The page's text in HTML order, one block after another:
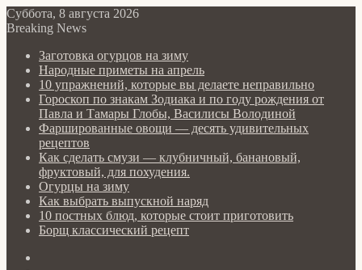
Суббота, 8 августа 2026
Breaking News
Заготовка огурцов на зиму
Народные приметы на апрель
10 упражнений, которые вы делаете неправильно
Гороскоп по знакам Зодиака и по году рождения от
Павла и Тамары Глобы, Василисы Володиной
Фаршированные овощи — десять удивительных
рецептов
Как сделать cмузи — клубничный, банановый,
фруктовый, для похудения.
Огурцы на зиму
Как выбрать выпускной наряд
10 постных блюд, которые стоит приготовить
Борщ классический рецепт